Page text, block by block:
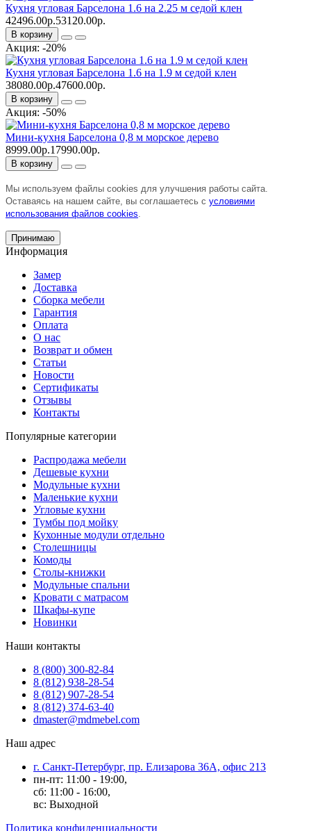
Кухня угловая Барселона 1.6 на 2.25 м седой клен
42496.00р.53120.00р.
В корзину
Акция: -20%
Кухня угловая Барселона 1.6 на 1.9 м седой клен
38080.00р.47600.00р.
В корзину
Акция: -50%
Мини-кухня Барселона 0,8 м морское дерево
8999.00р.17990.00р.
В корзину
Мы используем файлы cookies для улучшения работы сайта.
Оставаясь на нашем сайте, вы соглашаетесь с условиями
использования файлов cookies.
Принимаю
Информация
Замер
Доставка
Сборка мебели
Гарантия
Оплата
О нас
Возврат и обмен
Статьи
Новости
Сертификаты
Отзывы
Контакты
Популярные категории
Распродажа мебели
Дешевые кухни
Модульные кухни
Маленькие кухни
Угловые кухни
Тумбы под мойку
Кухонные модули отдельно
Столешницы
Комоды
Столы-книжки
Модульные спальни
Кровати с матрасом
Шкафы-купе
Новинки
Наши контакты
8 (800) 300-82-84
8 (812) 938-28-54
8 (812) 907-28-54
8 (812) 374-63-40
dmaster@mdmebel.com
Наш адрес
г. Санкт-Петербург, пр. Елизарова 36А, офис 213
пн-пт: 11:00 - 19:00,
сб: 11:00 - 16:00,
вс: Выходной
Политика конфиденциальности